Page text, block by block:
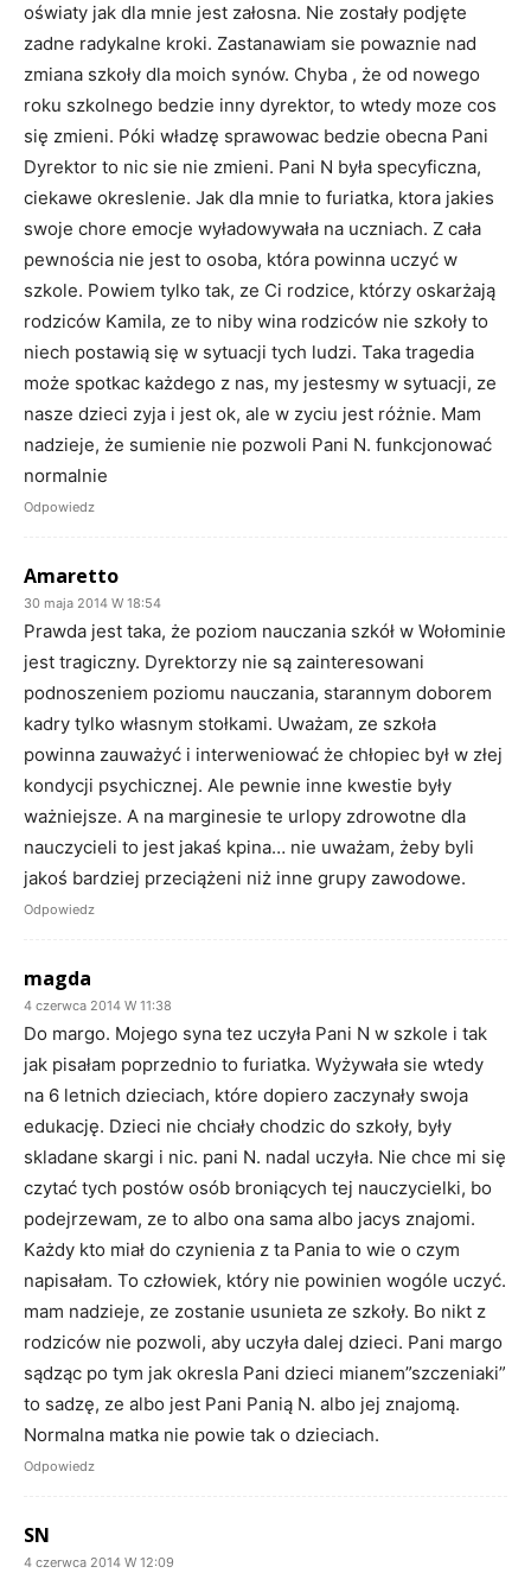
oświaty jak dla mnie jest załosna. Nie zostały podjęte
zadne radykalne kroki. Zastanawiam sie powaznie nad
zmiana szkoły dla moich synów. Chyba , że od nowego
roku szkolnego bedzie inny dyrektor, to wtedy moze cos
się zmieni. Póki władzę sprawowac bedzie obecna Pani
Dyrektor to nic sie nie zmieni. Pani N była specyficzna,
ciekawe okreslenie. Jak dla mnie to furiatka, ktora jakies
swoje chore emocje wyładowywała na uczniach. Z cała
pewnościa nie jest to osoba, która powinna uczyć w
szkole. Powiem tylko tak, ze Ci rodzice, którzy oskarżają
rodziców Kamila, ze to niby wina rodziców nie szkoły to
niech postawią się w sytuacji tych ludzi. Taka tragedia
może spotkac każdego z nas, my jestesmy w sytuacji, ze
nasze dzieci zyja i jest ok, ale w zyciu jest różnie. Mam
nadzieje, że sumienie nie pozwoli Pani N. funkcjonować
normalnie
Odpowiedz
Amaretto
30 maja 2014 W 18:54
Prawda jest taka, że poziom nauczania szkół w Wołominie
jest tragiczny. Dyrektorzy nie są zainteresowani
podnoszeniem poziomu nauczania, starannym doborem
kadry tylko własnym stołkami. Uważam, ze szkoła
powinna zauważyć i interweniować że chłopiec był w złej
kondycji psychicznej. Ale pewnie inne kwestie były
ważniejsze. A na marginesie te urlopy zdrowotne dla
nauczycieli to jest jakaś kpina… nie uważam, żeby byli
jakoś bardziej przeciążeni niż inne grupy zawodowe.
Odpowiedz
magda
4 czerwca 2014 W 11:38
Do margo. Mojego syna tez uczyła Pani N w szkole i tak
jak pisałam poprzednio to furiatka. Wyżywała sie wtedy
na 6 letnich dzieciach, które dopiero zaczynały swoja
edukację. Dzieci nie chciały chodzic do szkoły, były
skladane skargi i nic. pani N. nadal uczyła. Nie chce mi się
czytać tych postów osób broniących tej nauczycielki, bo
podejrzewam, ze to albo ona sama albo jacys znajomi.
Każdy kto miał do czynienia z ta Pania to wie o czym
napisałam. To człowiek, który nie powinien wogóle uczyć.
mam nadzieje, ze zostanie usunieta ze szkoły. Bo nikt z
rodziców nie pozwoli, aby uczyła dalej dzieci. Pani margo
sądząc po tym jak okresla Pani dzieci mianem”szczeniaki”
to sadzę, ze albo jest Pani Panią N. albo jej znajomą.
Normalna matka nie powie tak o dzieciach.
Odpowiedz
SN
4 czerwca 2014 W 12:09